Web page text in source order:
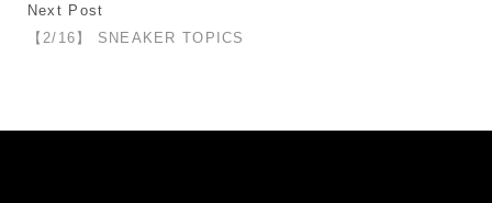
Next Post
【2/16】 SNEAKER TOPICS